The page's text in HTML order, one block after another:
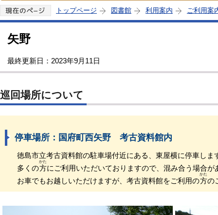
トップページ 図書館 利用案内 ご利用案
矢野
最終更新日：2023年9月11日
巡回場所について
停車場所：国府町西矢野 考古資料館内
徳島市立考古資料館の駐車場付近にある、東屋横に停車しま
多くの方
かた
にご利用いただいておりますので、混み合う場合が
お車でもお越しいただけますが、考古資料館をご利用の方
かた
の